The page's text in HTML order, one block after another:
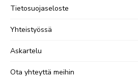
Tietosuojaseloste
Yhteistyössä
Askartelu
Ota yhteyttä meihin